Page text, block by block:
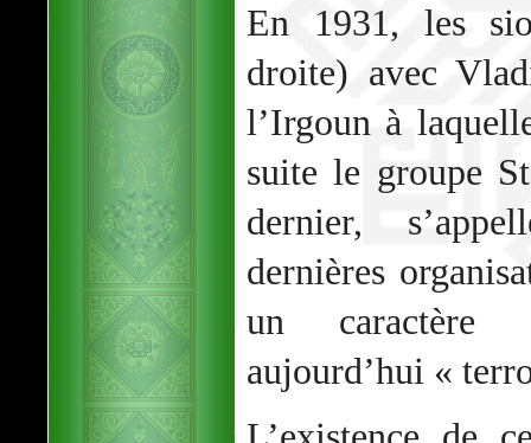
En 1931, les
droite) avec
l’Irgoun à
suite le groupe
dernier,
dernières
un caractère
aujourd’hui «